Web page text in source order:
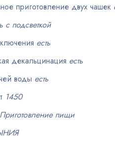
приготовление двух чашек
с подсветкой
есть
декальцинация есть
воды есть
1450
Приготовление пищи